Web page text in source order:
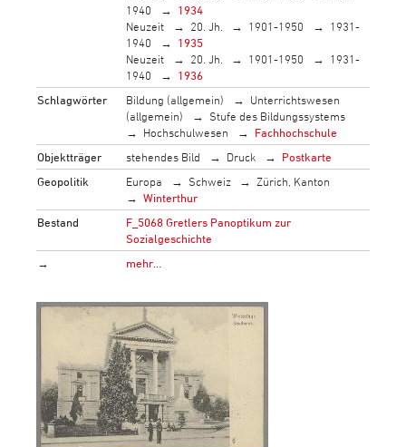
1940
1934
Neuzeit
20. Jh. 1901-1950
1931-
1940
1935
Neuzeit
20. Jh. 1901-1950
1931-
1940
1936
Schlagwörter
Bildung (allgemein)
Unterrichtswesen
(allgemein)
Stufe des Bildungssystems
Hochschulwesen
Fachhochschule
Objektträger
stehendes Bild Druck
Postkarte
Geopolitik
Europa Schweiz
Zürich, Kanton
Winterthur
Bestand
F_5068 Gretlers Panoptikum zur
Sozialgeschichte
→
mehr…